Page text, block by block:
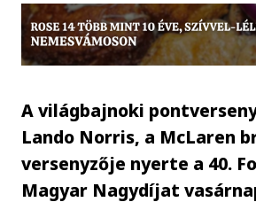
A világbajnoki
Lando Norris, a McLaren
versenyzője nyerte a 40.
Magyar Nagydíjat